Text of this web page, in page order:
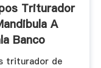
Triturador
A
Banco
triturador de